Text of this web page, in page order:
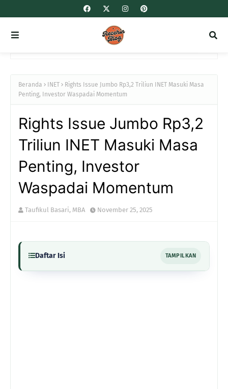
Beranda INET
Rights Issue Jumbo Rp3,2 Triliun INET Masuki Masa
Penting, Investor Waspadai Momentum
Rights Issue Jumbo Rp3,2
Triliun INET Masuki Masa
Penting, Investor
Waspadai Momentum
Taufikul Basari, MBA November 25, 2025
Daftar Isi TAMPILKAN